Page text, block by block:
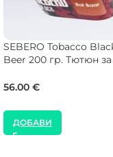
SEBERO Tobacco
Beer 200 гр. Тютюн за
56.00 €
ДОБАВИ